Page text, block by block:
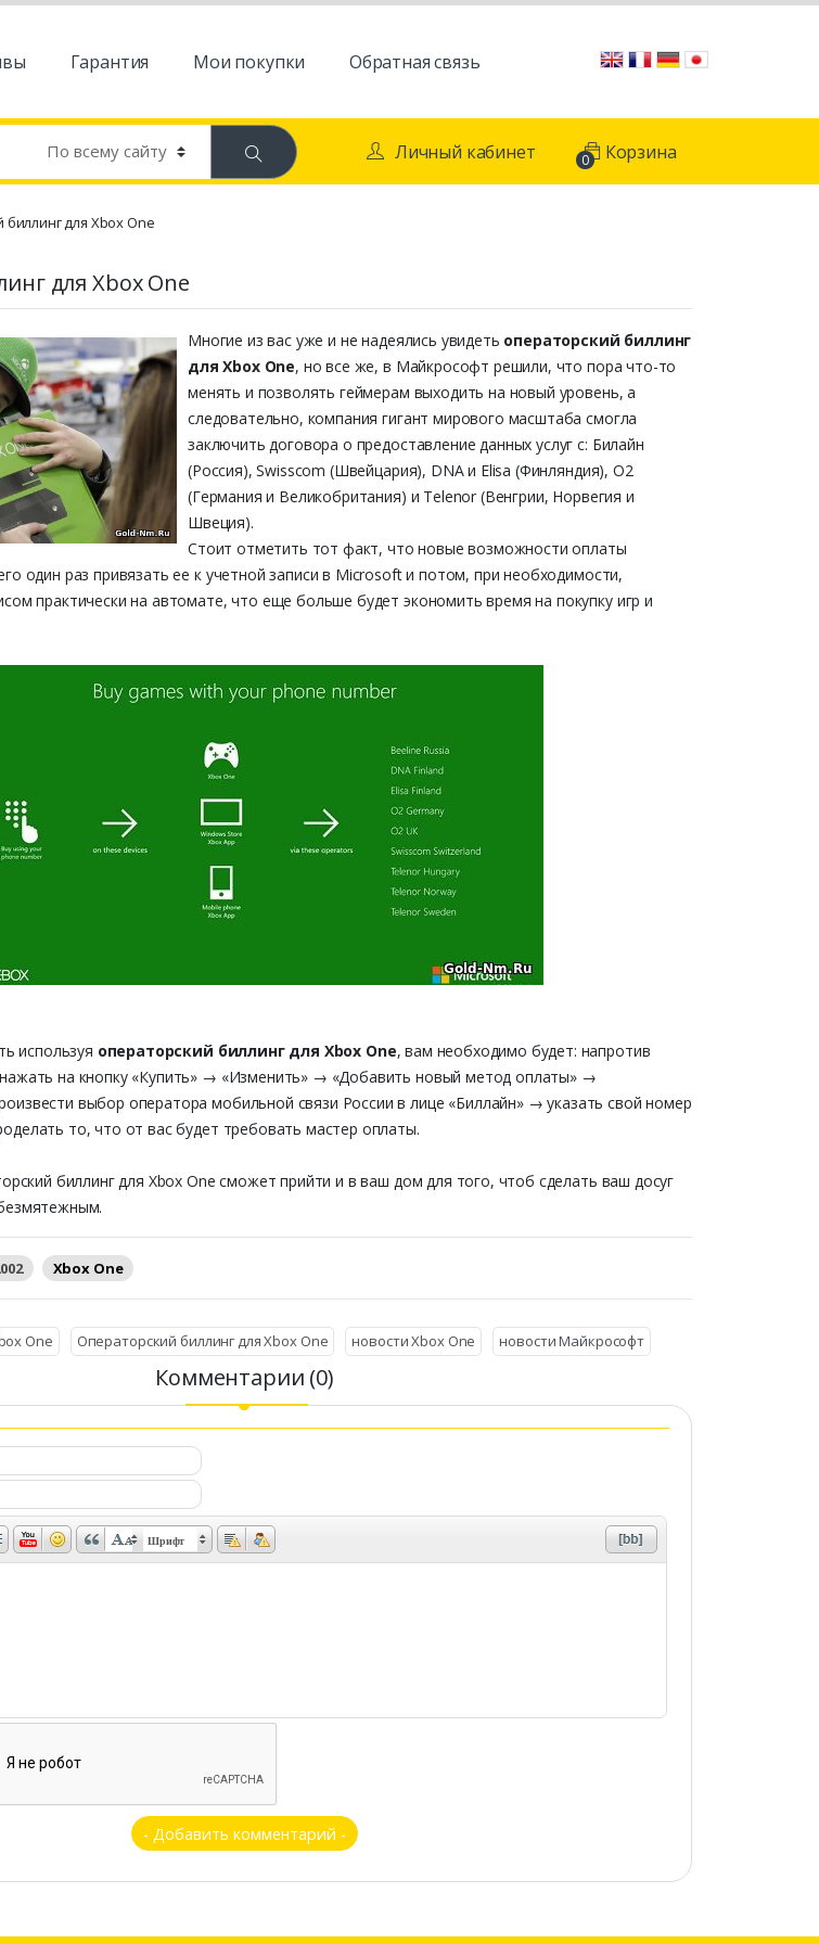
Гарантия Мои покупки Обратная связь
Личный кабинет 0 Корзина
для Xbox One
для Xbox One
Многие из вас уже и не надеялись увидеть операторский биллинг
для Xbox One, но все же, в Майкрософт решили, что пора что-то
менять и позволять геймерам выходить на новый уровень, а
следовательно, компания гигант мирового масштаба смогла
заключить договора о предоставление данных услуг с: Билайн
(Россия), Swisscom (Швейцария), DNA и Elisa (Финляндия), O2
(Германия и Великобритания) и Telenor (Венгрии, Норвегия и
Швеция).
Стоит отметить тот факт, что новые возможности оплаты
один раз привязать ее к учетной записи в Microsoft и потом, при необходимости,
практически на автомате, что еще больше будет экономить время на покупку игр и
используя операторский биллинг для Xbox One, вам необходимо будет: напротив
на кнопку «Купить» → «Изменить» → «Добавить новый метод оплаты» →
выбор оператора мобильной связи России в лице «Биллайн» → указать свой номер
то, что от вас будет требовать мастер оплаты.
биллинг для Xbox One сможет прийти и в ваш дом для того, чтоб сделать ваш досуг
Xbox One
One Операторский биллинг для Xbox One новости Xbox One новости Майкрософт
Комментарии (0)
Шрифт